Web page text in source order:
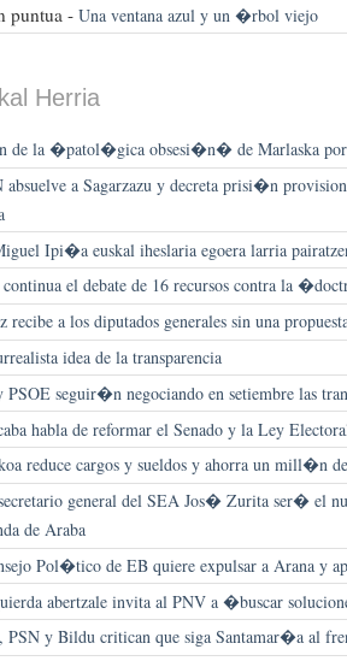
puntua - Una ventana azul y un �rbol viejo
Herria
de la �patol�gica obsesi�n� de Marlaska por
a Sagarzazu y decreta prisi�n
Ipi�a euskal iheslaria egoera larria
el debate de 16 recursos contra la
a los diputados generales sin una
idea de la transparencia
PSOE seguir�n negociando en setiembre las
habla de reformar el Senado y la Ley
reduce cargos y sueldos y ahorra un mill�n
general del SEA Jos� Zurita ser� el
de Araba
Pol�tico de EB quiere expulsar a Arana y
abertzale invita al PNV a �buscar
PSN y Bildu critican que siga Santamar�a al